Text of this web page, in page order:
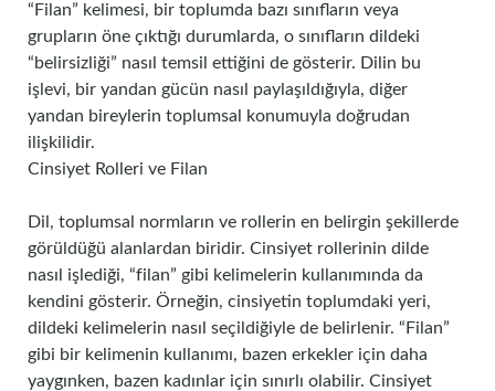
“Filan” kelimesi, bir toplumda bazı sınıfların veya
grupların öne çıktığı durumlarda, o sınıfların dildeki
“belirsizliği” nasıl temsil ettiğini de gösterir. Dilin bu
işlevi, bir yandan gücün nasıl paylaşıldığıyla, diğer
yandan bireylerin toplumsal konumuyla doğrudan
ilişkilidir.
Cinsiyet Rolleri ve Filan
Dil, toplumsal normların ve rollerin en belirgin şekillerde
görüldüğü alanlardan biridir. Cinsiyet rollerinin dilde
nasıl işlediği, “filan” gibi kelimelerin kullanımında da
kendini gösterir. Örneğin, cinsiyetin toplumdaki yeri,
dildeki kelimelerin nasıl seçildiğiyle de belirlenir. “Filan”
gibi bir kelimenin kullanımı, bazen erkekler için daha
yaygınken, bazen kadınlar için sınırlı olabilir. Cinsiyet